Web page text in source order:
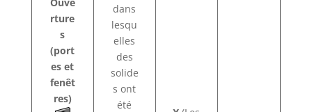
rture
s
(port
es et
fenêt
res)
dans
lesqu
elles
des
solide
s ont
été